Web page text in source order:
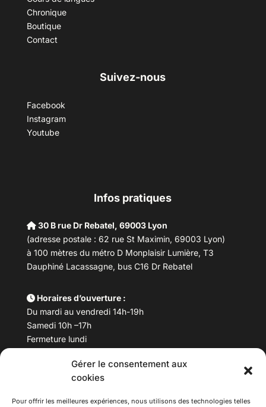
Gérer le consentement aux
cookies
Pour offrir les meilleures expériences, nous utilisons des technologies telles
Chronique
Boutique
Contact
Suivez-nous
Facebook
Instagram
Youtube
Infos pratiques
30 B rue Dr Rebatel, 69003 Lyon
(adresse postale : 62 rue St Maximin, 69003 Lyon)
à 100 mètres du métro D Monplaisir Lumière, T3
Dauphiné Lacassagne, bus C16 Dr Rebatel
Horaires d’ouverture :
Du mardi au vendredi 14h-19h
Samedi 10h –17h
Fermeture lundi
Téléphone : 04 78 53 06 40
maisondesculturesasiatiques@asiexpo.com